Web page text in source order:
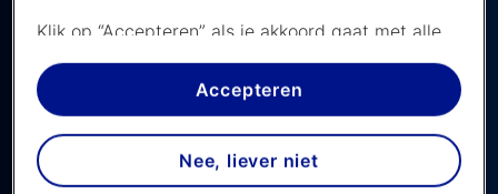
uitzendingen:
Hoe laat kijk je het toernooi op tv?
zaterdag 24 januari 2026
Ziggo Sport -
Klik op “Accepteren” als je akkoord gaat met alle
cookies. Kies je voor “Nee, liever niet”, dan
plaatsen we alleen strikt noodzakelijke cookies om
de website goed te laten werken. Dat betekent
dat we geen vormen van personalisatie
toepassen.
Accepteren
Nee, liever niet